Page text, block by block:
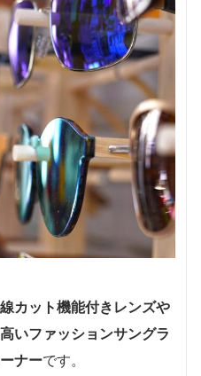
カット機能付きレンズや
いファッションサングラ
ナーです。